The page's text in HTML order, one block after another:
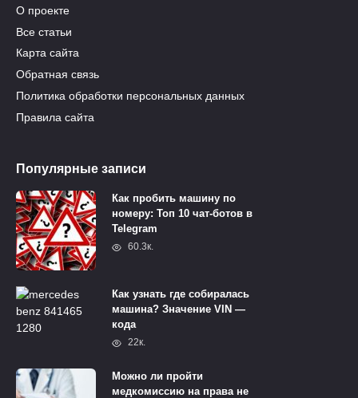
О проекте
Все статьи
Карта сайта
Обратная связь
Политика обработки персональных данных
Правила сайта
Популярные записи
Как пробить машину по
номеру: Топ 10 чат-ботов в
Telegram
60.3к.
Как узнать где собиралась
машина? Значение VIN —
кода
22к.
Можно ли пройти
медкомиссию на права не